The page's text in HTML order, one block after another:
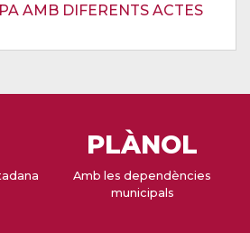
AMB DIFERENTS ACTES
PLÀNOL
Amb les dependències
municipals